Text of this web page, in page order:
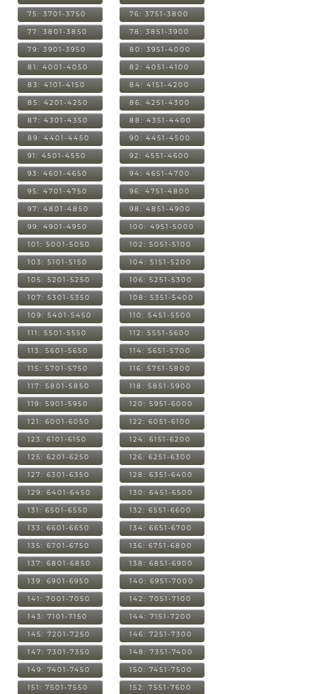
75: 3701-3750 76: 3751-3800
77: 3801-3850 78: 3851-3900
79: 3901-3950 80: 3951-4000
81: 4001-4050 82: 4051-4100
83: 4101-4150 84: 4151-4200
85: 4201-4250 86: 4251-4300
87: 4301-4350 88: 4351-4400
89: 4401-4450 90: 4451-4500
91: 4501-4550 92: 4551-4600
93: 4601-4650 94: 4651-4700
95: 4701-4750 96: 4751-4800
97: 4801-4850 98: 4851-4900
99: 4901-4950 100: 4951-5000
101: 5001-5050 102: 5051-5100
103: 5101-5150 104: 5151-5200
105: 5201-5250 106: 5251-5300
107: 5301-5350 108: 5351-5400
109: 5401-5450 110: 5451-5500
111: 5501-5550 112: 5551-5600
113: 5601-5650 114: 5651-5700
115: 5701-5750 116: 5751-5800
117: 5801-5850 118: 5851-5900
119: 5901-5950 120: 5951-6000
121: 6001-6050 122: 6051-6100
123: 6101-6150 124: 6151-6200
125: 6201-6250 126: 6251-6300
127: 6301-6350 128: 6351-6400
129: 6401-6450 130: 6451-6500
131: 6501-6550 132: 6551-6600
133: 6601-6650 134: 6651-6700
135: 6701-6750 136: 6751-6800
137: 6801-6850 138: 6851-6900
139: 6901-6950 140: 6951-7000
141: 7001-7050 142: 7051-7100
143: 7101-7150 144: 7151-7200
145: 7201-7250 146: 7251-7300
147: 7301-7350 148: 7351-7400
149: 7401-7450 150: 7451-7500
151: 7501-7550 152: 7551-7600